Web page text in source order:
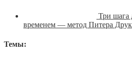
Три шага
временем — метод Питера
Темы: